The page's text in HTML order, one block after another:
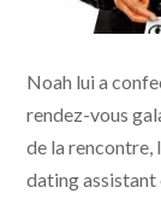
Noah lui a
rendez-vous
de la rencontre,
dating assistant